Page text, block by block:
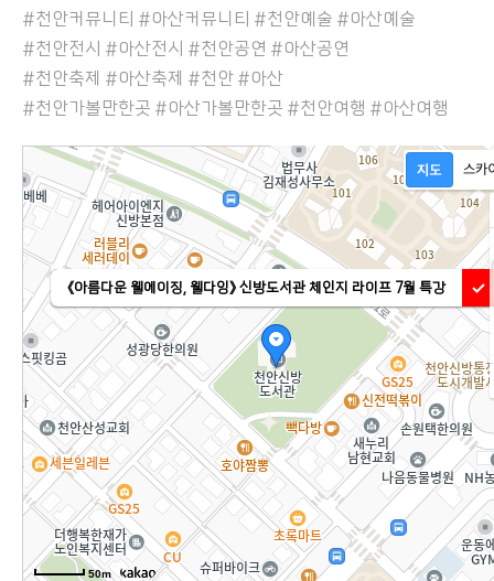
#천안커뮤니티 #아산커뮤니티 #천안예술 #아산예술
#천안전시 #아산전시 #천안공연 #아산공연
#천안축제 #아산축제 #천안 #아산
#천안가볼만한곳 #아산가볼만한곳 #천안여행 #아산여행
《아름다운 웰에이징, 웰다잉》 신방도서관 체인지 라이프 7월 특강
50m